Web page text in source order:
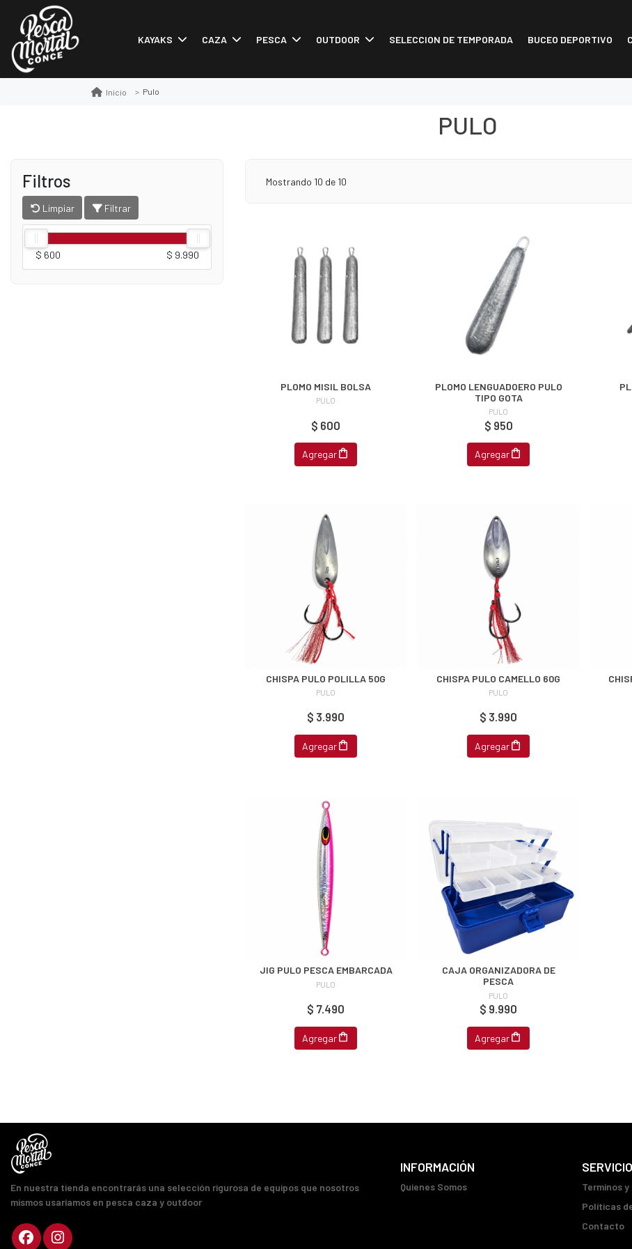
KAYAKS CAZA PESCA OUTDOOR SELECCION DE TEMPORADA BUCEO DEPORTIVO
Inicio Pulo
PULO
Filtros
Limpiar Filtrar
$ 600 $ 9.990
Mostrando 10 de 10
PLOMO MISIL BOLSA
PULO
$ 600
Agregar
PLOMO LENGUADOERO PULO
TIPO GOTA
PULO
$ 950
Agregar
CHISPA PULO POLILLA 50G
PULO
$ 3.990
Agregar
CHISPA PULO CAMELLO 60G
PULO
$ 3.990
Agregar
JIG PULO PESCA EMBARCADA
PULO
$ 7.490
Agregar
CAJA ORGANIZADORA DE
PESCA
PULO
$ 9.990
Agregar
En nuestra tienda encontrarás una selección rigurosa de equipos que nosotros
mismos usaríamos en pesca caza y outdoor
INFORMACIÓN
Quienes Somos
Terminos
Políticas
Contacto